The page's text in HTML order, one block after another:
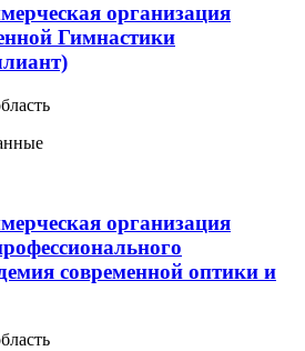
организация
Гимнастики
организация
современной оптики и